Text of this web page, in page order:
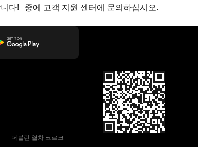
다!
중에 고객 지원 센터에 문의하십시오.
더블린 열차 코르크